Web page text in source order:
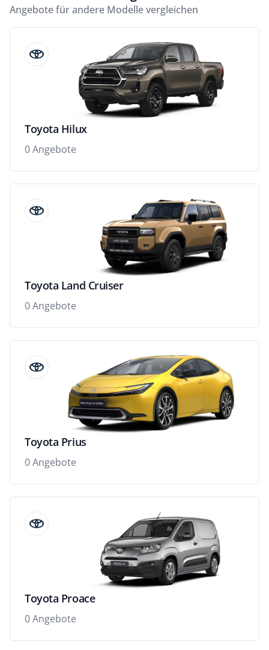
Angebote für andere Modelle vergleichen
Toyota Hilux
0 Angebote
Toyota Land Cruiser
0 Angebote
Toyota Prius
0 Angebote
Toyota Proace
0 Angebote